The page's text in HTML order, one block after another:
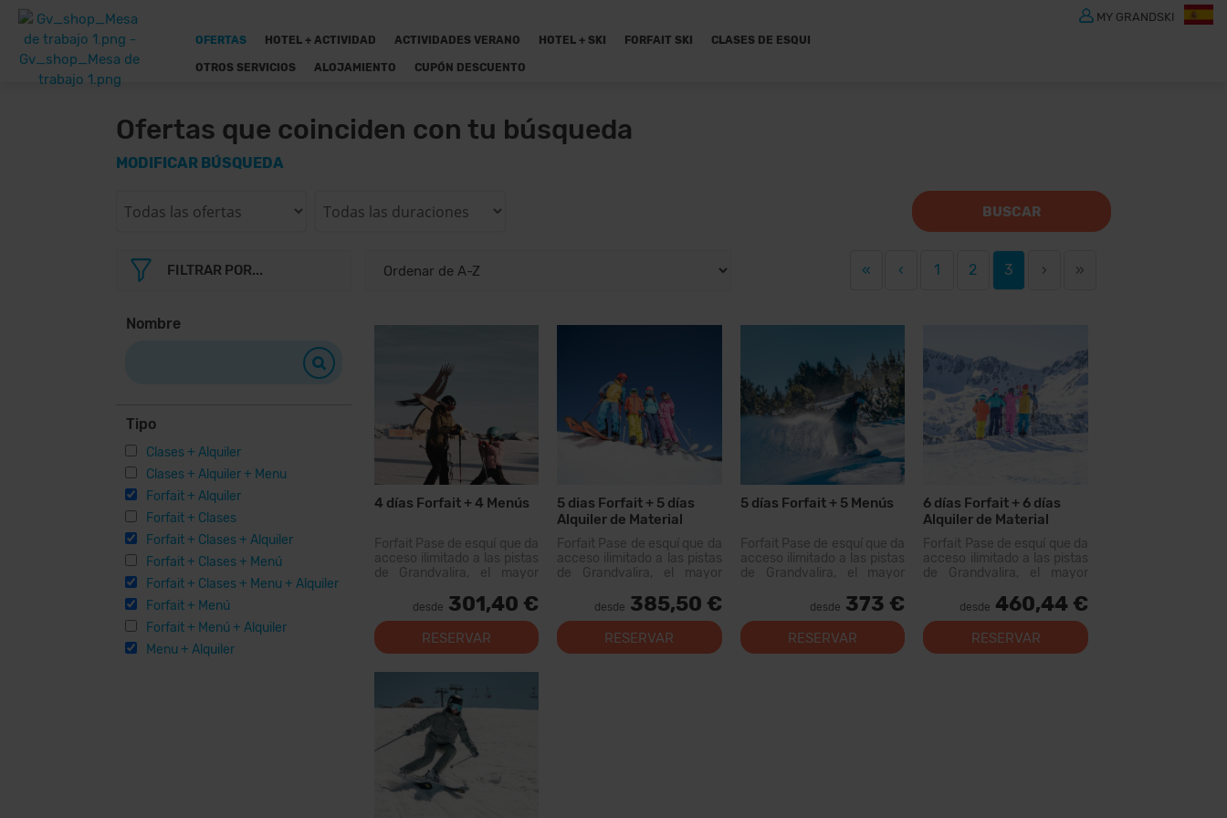
OFERTAS HOTEL + ACTIVIDAD ACTIVIDADES VERANO HOTEL + SKI FORFAIT SKI CLASES DE ESQUI
OTROS SERVICIOS ALOJAMIENTO CUPÓN DESCUENTO
MY GRANDSKI
Ofertas que coinciden con tu búsqueda
MODIFICAR BÚSQUEDA
BUSCAR
FILTRAR POR...
Nombre
Tipo
Clases + Alquiler
Clases + Alquiler + Menu
Forfait + Alquiler
Forfait + Clases
Forfait + Clases + Alquiler
Forfait + Clases + Menú
Forfait + Clases + Menu + Alquiler
Forfait + Menú
Forfait + Menú + Alquiler
Menu + Alquiler
« ‹ 1 2 3 › »
4 días Forfait + 4 Menús
Forfait Pase de esquí que da
acceso ilimitado a las pistas
de Grandvalira, el mayor
Pirineos. Con este forfait
podrás recorrer más de 200
km de pistas, con opciones
para todos los niveles,
desde 301,40 €
RESERVAR
5 dias Forfait + 5 días
Alquiler de Material
Forfait Pase de esquí que da
acceso ilimitado a las pistas
de Grandvalira, el mayor
Pirineos. Con este forfait
podrás recorrer más de...
desde 385,50 €
RESERVAR
5 días Forfait + 5 Menús
Forfait Pase de esquí que da
acceso ilimitado a las pistas
de Grandvalira, el mayor
Pirineos. Con este forfait
km de pistas, con opciones
para todos los niveles,
desde 373 €
RESERVAR
6 días Forfait + 6 días
Alquiler de Material
Forfait Pase de esquí que da
acceso ilimitado a las pistas
de Grandvalira, el mayor
Pirineos. Con este forfait
podrás recorrer más de...
desde 460,44 €
RESERVAR